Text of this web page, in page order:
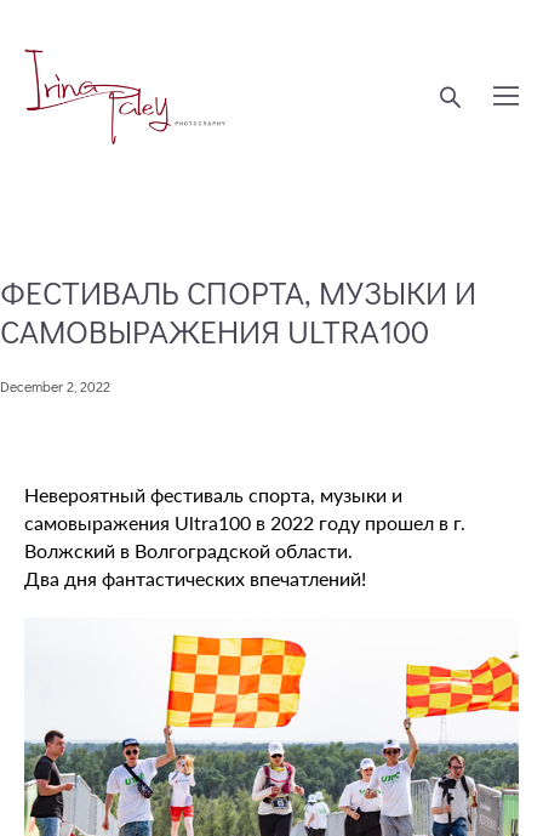
December 2, 2022
ФЕСТИВАЛЬ СПОРТА, МУЗЫКИ И
САМОВЫРАЖЕНИЯ ULTRA100
Невероятный фестиваль спорта, музыки и
самовыражения Ultra100 в 2022 году прошел в г.
Волжский в Волгоградской области.
Два дня фантастических впечатлений!